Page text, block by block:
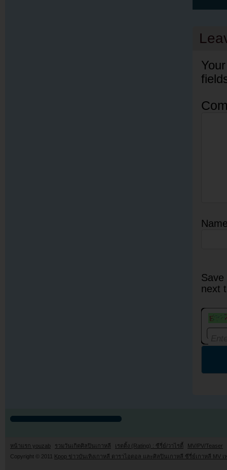
next
หน้าแรก youzab รวมวันเกิดศิลปินเกาหลี เรตติ้ง (Rating) : ซีรี่ย์/วาไรตี้
MV/PV/Teaser
Copyright © 2011 Kpop ข่าวบันเทิงเกาหลี ดาราไอดอล และศิลปินเกาหลี ซีรี่ย์เกาหลี MV